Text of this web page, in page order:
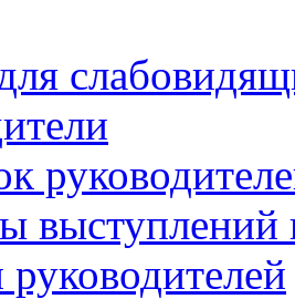
выступлений
руководителей